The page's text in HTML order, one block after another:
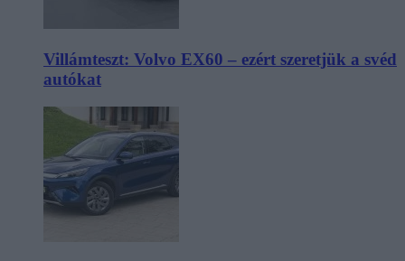
Villámteszt: Volvo EX60 – ezért szeretjük a svéd
autókat